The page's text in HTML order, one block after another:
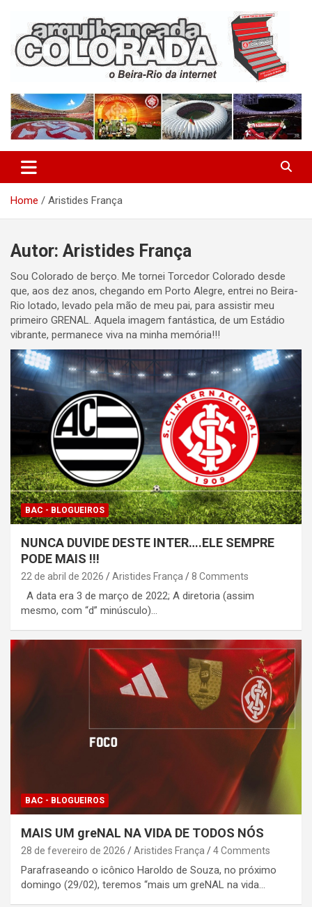
content
Arquibancada Colorada
Home Aristides França
Autor: Aristides França
Sou Colorado de berço. Me tornei Torcedor Colorado desde
que, aos dez anos, chegando em Porto Alegre, entrei no Beira-
Rio lotado, levado pela mão de meu pai, para assistir meu
primeiro GRENAL. Aquela imagem fantástica, de um Estádio
vibrante, permanece viva na minha memória!!!
BAC - BLOGUEIROS
NUNCA DUVIDE DESTE INTER….ELE SEMPRE
PODE MAIS !!!
22 de abril de 2026 Aristides França 8 Comments
A data era 3 de março de 2022; A diretoria (assim
mesmo, com “d” minúsculo)…
BAC - BLOGUEIROS
MAIS UM greNAL NA VIDA DE TODOS NÓS
28 de fevereiro de 2026 Aristides França 4 Comments
Parafraseando o icônico Haroldo de Souza, no próximo
domingo (29/02), teremos “mais um greNAL na vida…